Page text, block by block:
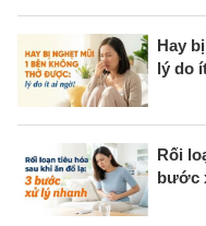
Hay
lý do
Rối
bước